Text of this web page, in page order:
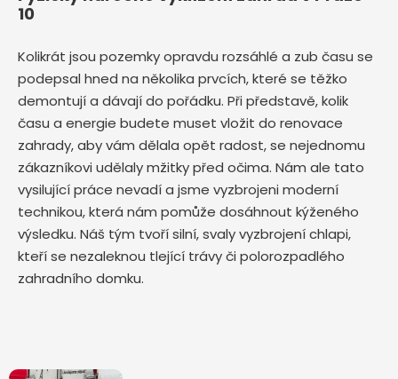
10
Kolikrát jsou pozemky opravdu rozsáhlé a zub času se
podepsal hned na několika prvcích, které se těžko
demontují a dávají do pořádku. Při představě, kolik
času a energie budete muset vložit do renovace
zahrady, aby vám dělala opět radost, se nejednomu
zákazníkovi udělaly mžitky před očima. Nám ale tato
vysilující práce nevadí a jsme vyzbrojeni moderní
technikou, která nám pomůže dosáhnout kýženého
výsledku. Náš tým tvoří silní, svaly vyzbrojení chlapi,
kteří se nezaleknou tlející trávy či polorozpadlého
zahradního domku.